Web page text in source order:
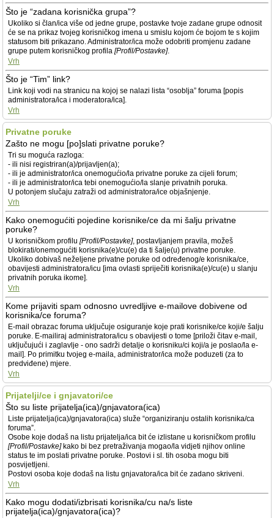
Što je “zadana korisnička grupa”?
Ukoliko si član/ica više od jedne grupe, postavke tvoje zadane grupe odnosit
će se na prikaz tvojeg korisničkog imena u smislu kojom će bojom te s kojim
statusom biti prikazano. Administrator/ica može odobriti promjenu zadane
grupe putem korisničkog profila [Profil/Postavke].
Vrh
Što je “Tim” link?
Link koji vodi na stranicu na kojoj se nalazi lista “osoblja” foruma [popis
administratora/ica i moderatora/ica].
Vrh
Privatne poruke
Zašto ne mogu [po]slati privatne poruke?
Tri su moguća razloga:
- ili nisi registriran(a)/prijavljen(a);
- ili je administrator/ica onemogućio/la privatne poruke za cijeli forum;
- ili je administrator/ica tebi onemogućio/la slanje privatnih poruka.
U potonjem slučaju zatraži od administratora/ice objašnjenje.
Vrh
Kako onemogućiti pojedine korisnike/ce da mi šalju privatne
poruke?
U korisničkom profilu [Profil/Postavke], postavljanjem pravila, možeš
blokirati/onemogućiti korisnika(e)/cu(e) da ti šalje(u) privatne poruke.
Ukoliko dobivaš neželjene privatne poruke od određenog/e korisnika/ce,
obavijesti administratora/icu [ima ovlasti spriječiti korisnika(e)/cu(e) u slanju
privatnih poruka ikome].
Vrh
Kome prijaviti spam odnosno uvredljive e-mailove dobivene od
korisnika/ce foruma?
E-mail obrazac foruma uključuje osiguranje koje prati korisnike/ce koji/e šalju
poruke. E-mailiraj administratora/icu s obavijesti o tome [priloži čitav e-mail,
uključujući i zaglavlje - ono sadrži detalje o korisniku/ci koji/a je poslao/la e-
mail]. Po primitku tvojeg e-maila, administrator/ica može poduzeti (za to
predviđene) mjere.
Vrh
Prijatelji/ce i gnjavatori/ce
Što su liste prijatelja(ica)/gnjavatora(ica)
Liste prijatelja(ica)/gnjavatora(ica) služe “organiziranju ostalih korisnika/ca
foruma”.
Osobe koje dodaš na listu prijatelja/ica bit će izlistane u korisničkom profilu
[Profil/Postavke]kako bi bez pretraživanja mogao/la vidjeti njihov online
status te im poslati privatne poruke. Postovi i sl. tih osoba mogu biti
posvijetljeni.
Postovi osoba koje dodaš na listu gnjavatora/ica bit će zadano skriveni.
Vrh
Kako mogu dodati/izbrisati korisnika/cu na/s liste
prijatelja(ica)/gnjavatora(ica)?